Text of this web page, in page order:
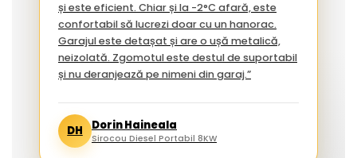
și este eficient. Chiar și la -2°C afară, este
confortabil să lucrezi doar cu un hanorac.
Garajul este detașat și are o ușă metalică,
neizolată. Zgomotul este destul de suportabil
și nu deranjează pe nimeni din garaj.”
DH Dorin Haineala
Sirocou Diesel Portabil 8KW